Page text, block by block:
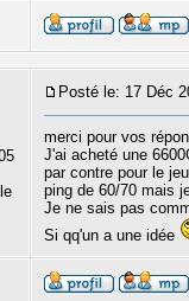
Posté le: 17 Déc
merci pour vos
J'ai acheté une
par contre pour le
ping de 60/70 mais
Je ne sais pas
Si qq'un a une idée